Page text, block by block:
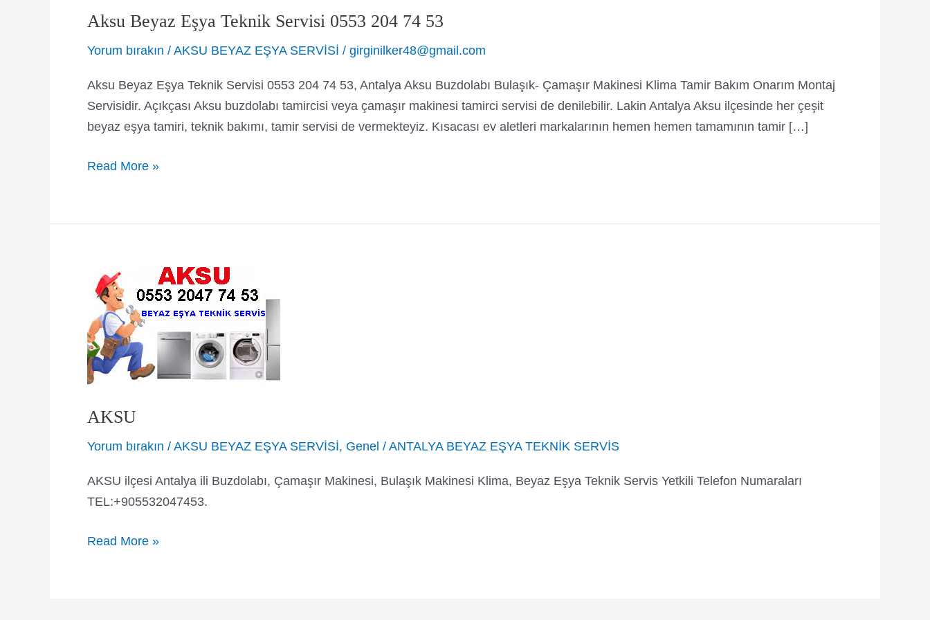
Aksu Beyaz Eşya Teknik Servisi 0553 204 74 53
Yorum bırakın / AKSU BEYAZ EŞYA SERVİSİ / girginilker48@gmail.com
Aksu Beyaz Eşya Teknik Servisi 0553 204 74 53, Antalya Aksu Buzdolabı Bulaşık- Çamaşır Makinesi Klima Tamir Bakım Onarım Montaj
Servisidir. Açıkçası Aksu buzdolabı tamircisi veya çamaşır makinesi tamirci servisi de denilebilir. Lakin Antalya Aksu ilçesinde her çeşit
beyaz eşya tamiri, teknik bakımı, tamir servisi de vermekteyiz. Kısacası ev aletleri markalarının hemen hemen tamamının tamir […]
Aksu
Teknik
204
53
Read More »
AKSU
Yorum bırakın / AKSU BEYAZ EŞYA SERVİSİ, Genel / ANTALYA BEYAZ EŞYA TEKNİK SERVİS
AKSU ilçesi Antalya ili Buzdolabı, Çamaşır Makinesi, Bulaşık Makinesi Klima, Beyaz Eşya Teknik Servis Yetkili Telefon Numaraları
TEL:+905532047453.
AKSU
Read More »